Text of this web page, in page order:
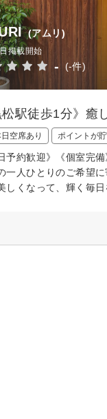
(アムリ)
掲載開始
- (-件)
松駅徒歩1分》
空席あり ポイントが
日予約歓迎》《個室完
一人ひとりのご希望
しくなって、輝く毎